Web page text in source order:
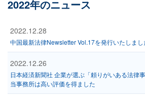
2022年のニュース
2022.12.28
中国最新法律Newsletter Vol.17を発行いたしまし
2022.12.26
日本経済新聞社 企業が選ぶ「頼りがいある法律
当事務所は高い評価を得ました